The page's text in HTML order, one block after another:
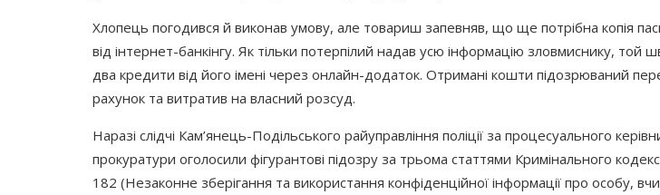
Хлопець погодився й виконав умову, але товариш запевняв, що ще потрібна копія
від інтернет-банкінгу. Як тільки потерпілий надав усю інформацію зловмиснику, той
два кредити від його імені через онлайн-додаток. Отримані кошти підозрюваний
рахунок та витратив на власний розсуд.
Наразі слідчі Кам’янець-Подільського райуправління поліції за процесуального
прокуратури оголосили фігурантові підозру за трьома статтями Кримінального
182 (Незаконне зберігання та використання конфіденційної інформації про особу,